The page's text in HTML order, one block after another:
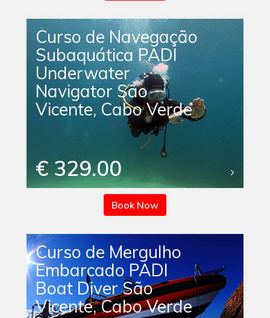
Curso de Navegação
Subaquática PADI
Underwater
Navigator São
Vicente, Cabo Verde
€ 329.00
Book Now
Curso de Mergulho
Embarcado PADI
Boat Diver São
Vicente, Cabo Verde